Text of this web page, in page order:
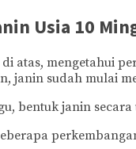
Usia 10
atas, mengetahui
janin sudah mulai
bentuk janin